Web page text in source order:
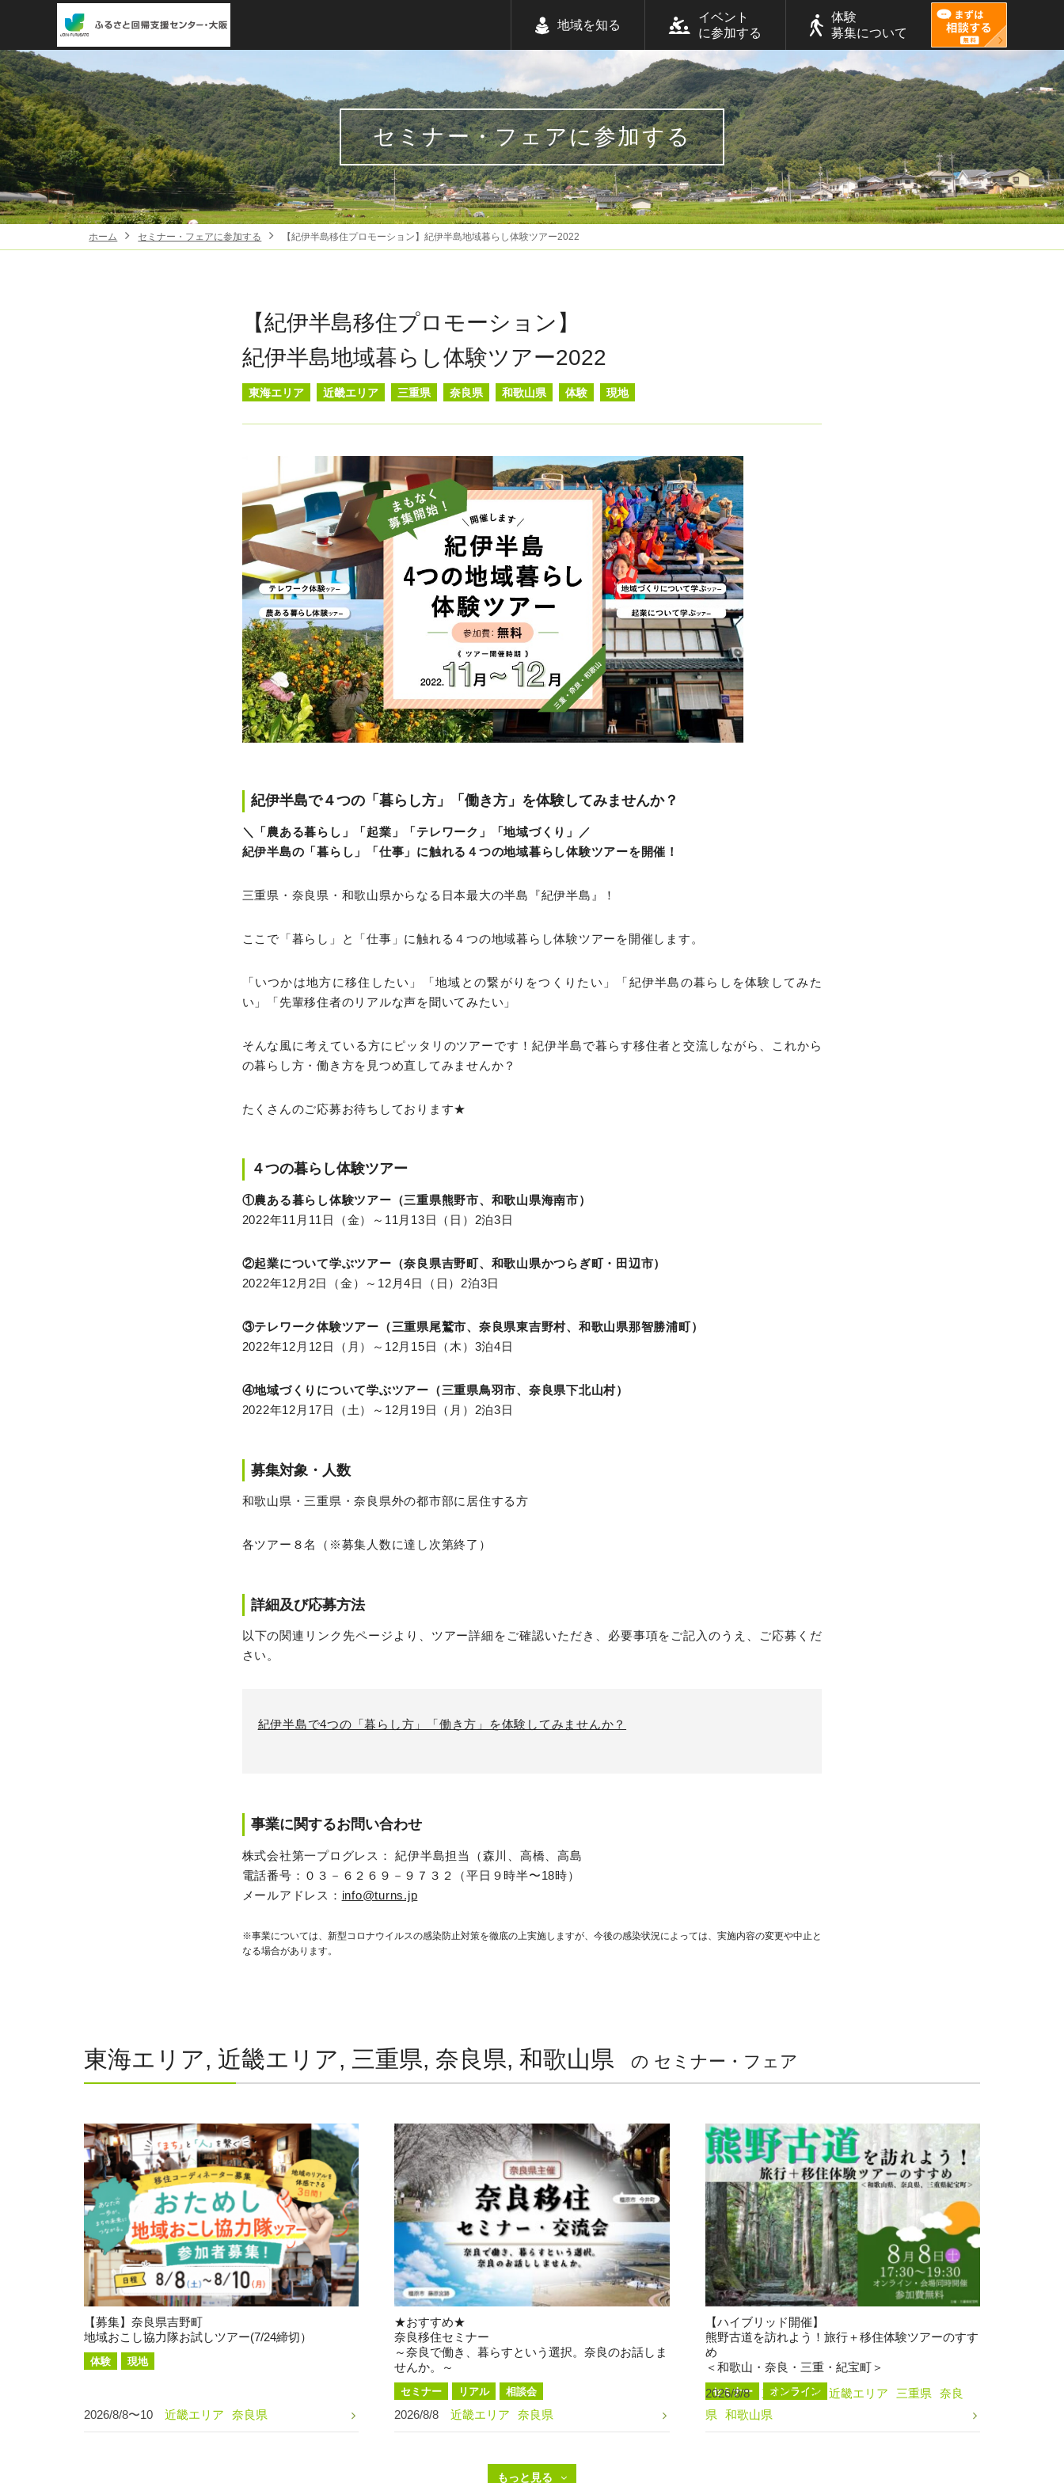
地域を知る
イベント
に参加する
体験
募集について
セミナー・フェアに参加する
ホーム セミナー・フェアに参加する 【紀伊半島移住プロモーション】紀伊半島地域暮らし体験ツアー2022
【紀伊半島移住プロモーション】
紀伊半島地域暮らし体験ツアー2022
東海エリア 近畿エリア 三重県 奈良県 和歌山県 体験 現地
紀伊半島で４つの「暮らし方」「働き方」を体験してみませんか？
＼「農ある暮らし」「起業」「テレワーク」「地域づくり」／
紀伊半島の「暮らし」「仕事」に触れる４つの地域暮らし体験ツアーを開催！
三重県・奈良県・和歌山県からなる日本最大の半島『紀伊半島』！
ここで「暮らし」と「仕事」に触れる４つの地域暮らし体験ツアーを開催します。
「いつかは地方に移住したい」「地域との繋がりをつくりたい」「紀伊半島の暮らしを体験してみた
い」「先輩移住者のリアルな声を聞いてみたい」
そんな風に考えている方にピッタリのツアーです！紀伊半島で暮らす移住者と交流しながら、これから
の暮らし方・働き方を見つめ直してみませんか？
たくさんのご応募お待ちしております★
４つの暮らし体験ツアー
①農ある暮らし体験ツアー（三重県熊野市、和歌山県海南市）
2022年11月11日（金）～11月13日（日）2泊3日
②起業について学ぶツアー（奈良県吉野町、和歌山県かつらぎ町・田辺市）
2022年12月2日（金）～12月4日（日）2泊3日
③テレワーク体験ツアー（三重県尾鷲市、奈良県東吉野村、和歌山県那智勝浦町）
2022年12月12日（月）～12月15日（木）3泊4日
④地域づくりについて学ぶツアー（三重県鳥羽市、奈良県下北山村）
2022年12月17日（土）～12月19日（月）2泊3日
募集対象・人数
和歌山県・三重県・奈良県外の都市部に居住する方
各ツアー８名（※募集人数に達し次第終了）
詳細及び応募方法
以下の関連リンク先ページより、ツアー詳細をご確認いただき、必要事項をご記入のうえ、ご応募くだ
さい。
紀伊半島で4つの「暮らし方」「働き方」を体験してみませんか？
事業に関するお問い合わせ
株式会社第一プログレス： 紀伊半島担当（森川、高橋、高島
電話番号：０３－６２６９－９７３２（平日９時半〜18時）
メールアドレス： info@turns.jp
※事業については、新型コロナウイルスの感染防止対策を徹底の上実施しますが、今後の感染状況によっては、実施内容の変更や中止と
なる場合があります。
東海エリア, 近畿エリア, 三重県, 奈良県, 和歌山県 の セミナー・フェア
【募集】奈良県吉野町
地域おこし協力隊お試しツアー(7/24締切）
体験 現地
2026/8/8〜10 近畿エリア 奈良県
★おすすめ★
奈良移住セミナー
～奈良で働き、暮らすという選択。奈良のお話しま
せんか。～
セミナー リアル 相談会
2026/8/8 近畿エリア 奈良県
【ハイブリッド開催】
熊野古道を訪れよう！旅行＋移住体験ツアーのすす
め
＜和歌山・奈良・三重・紀宝町＞
セミナー オンライン
2026/8/8 東海エリア 近畿エリア 三重県
奈良
県
和歌山県